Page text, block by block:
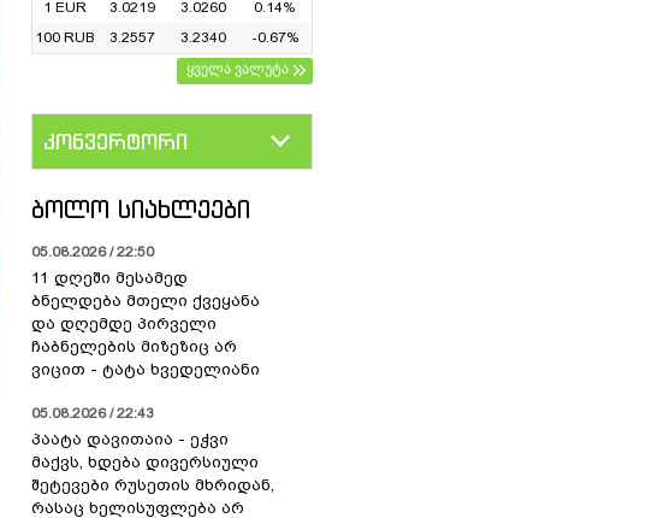
1 EUR
3.0219 3.0260
0.14%
100 RUB
3.2557 3.2340
-0.67%
ყველა ვალუტა
კონვერტორი
ᲑᲝᲚᲝ ᲡᲘᲐᲮᲚᲔᲔᲑᲘ
05.08.2026 / 22:50
11 დღეში მესამედ
ბნელდება მთელი ქვეყანა
და დღემდე პირველი
ჩაბნელების მიზეზიც არ
ვიცით - ტატა ხვედელიანი
05.08.2026 / 22:43
პაატა დავითაია - ეჭვი
მაქვს, ხდება დივერსიული
შეტევები რუსეთის მხრიდან,
რასაც ხელისუფლება არ